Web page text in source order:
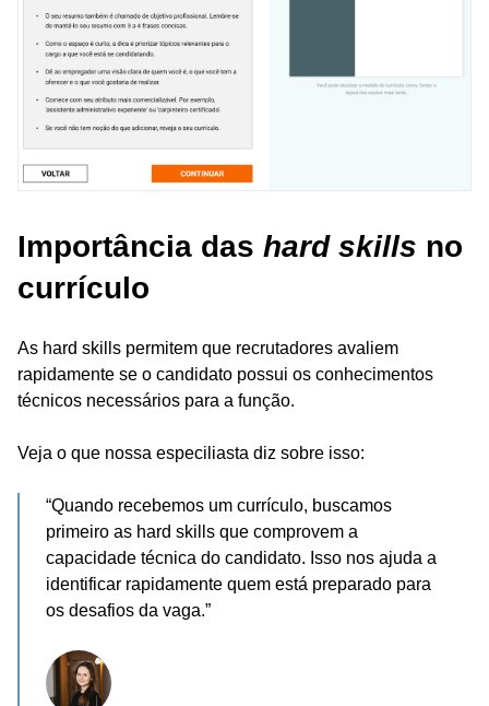
Importância das hard skills no
currículo
As hard skills permitem que recrutadores avaliem
rapidamente se o candidato possui os conhecimentos
técnicos necessários para a função.
Veja o que nossa especiliasta diz sobre isso:
“Quando recebemos um currículo, buscamos
primeiro as hard skills que comprovem a
capacidade técnica do candidato. Isso nos ajuda a
identificar rapidamente quem está preparado para
os desafios da vaga.”